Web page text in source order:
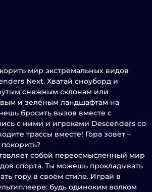
мир экстремальных видов
Next. Хватай сноуборд и
снежным склонам или
и зелёным ландшафтам на
бросить вызов вместе с
с ними и игроками Descenders со
трассы вместе! Гора зовёт –
собой переосмысленный мир
спорта. Ты можешь прокладывать
гору в своём стиле. Играй в
будь одиноким волком